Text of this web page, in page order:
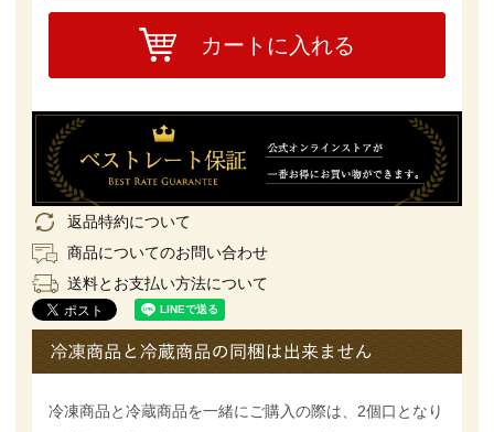
カートに入れる
返品特約について
商品についてのお問い合わせ
送料とお支払い方法について
冷凍商品と冷蔵商品を一緒にご購入の際は、2個口となり